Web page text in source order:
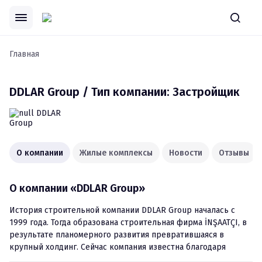
Главная
DDLAR Group / Тип компании: Застройщик
О компании Жилые комплексы Новости Отзывы
О компании «DDLAR Group»
История строительной компании DDLAR Group началась с
1999 года. Тогда образована строительная фирма İNŞAATÇI, в
результате планомерного развития превратившаяся в
крупный холдинг. Сейчас компания известна благодаря